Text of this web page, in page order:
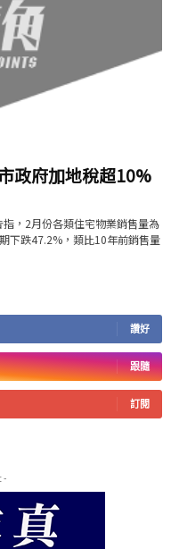
政府加地稅超10%
，2月份各類住宅物業銷售量為
下跌47.2%，類比10年前銷售量
讚好
跟隨
訂閱
-